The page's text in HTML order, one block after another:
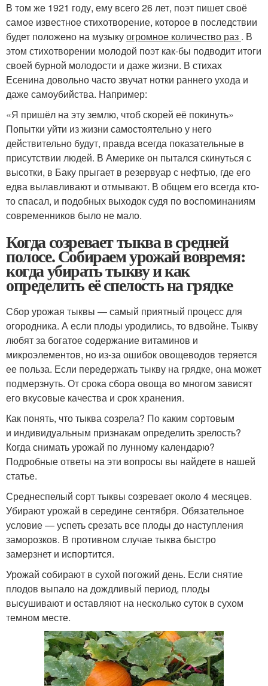
В том же 1921 году, ему всего 26 лет, поэт пишет своё
самое известное стихотворение, которое в последствии
будет положено на музыкуогромное количество раз . В
этом стихотворении молодой поэт как-бы подводит итоги
своей бурной молодости и даже жизни. В стихах
Есенина довольно часто звучат нотки раннего ухода и
даже самоубийства. Например:
«Я пришёл на эту землю, чтоб скорей её покинуть»
Попытки уйти из жизни самостоятельно у него
действительно будут, правда всегда показательные в
присутствии людей. В Америке он пытался скинуться с
высотки, в Баку прыгает в резервуар с нефтью, где его
едва вылавливают и отмывают. В общем его всегда кто-
то спасал, и подобных выходок судя по воспоминаниям
современников было не мало.
Когда созревает тыква в средней
полосе. Собираем урожай вовремя:
когда убирать тыкву и как
определить её спелость на грядке
Сбор урожая тыквы — самый приятный процесс для
огородника. А если плоды уродились, то вдвойне. Тыкву
любят за богатое содержание витаминов и
микроэлементов, но из-за ошибок овощеводов теряется
ее польза. Если передержать тыкву на грядке, она может
подмерзнуть. От срока сбора овоща во многом зависят
его вкусовые качества и срок хранения.
Как понять, что тыква созрела? По каким сортовым
и индивидуальным признакам определить зрелость?
Когда снимать урожай по лунному календарю?
Подробные ответы на эти вопросы вы найдете в нашей
статье.
Среднеспелый сорт тыквы созревает около 4 месяцев.
Убирают урожай в середине сентября. Обязательное
условие — успеть срезать все плоды до наступления
заморозков. В противном случае тыква быстро
замерзнет и испортится.
Урожай собирают в сухой погожий день. Если снятие
плодов выпало на дождливый период, плоды
высушивают и оставляют на несколько суток в сухом
темном месте.